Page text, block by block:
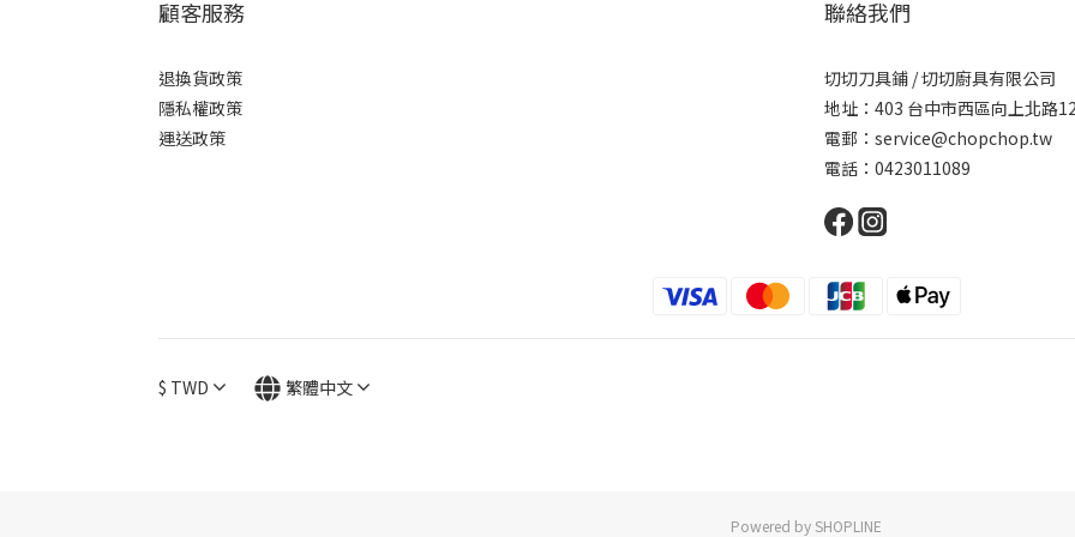
大馬士革紋 (5)
不鏽鋼 (5)
顧客服務
退換貨政策
隱私權政策
運送政策
聯絡我們
切切刀具鋪 / 切切廚具有限公司
地址：403 台中市西區向上北路
電郵：service@chopchop.tw
電話：0423011089
$ TWD 繁體中文
Powered by SHOPLINE